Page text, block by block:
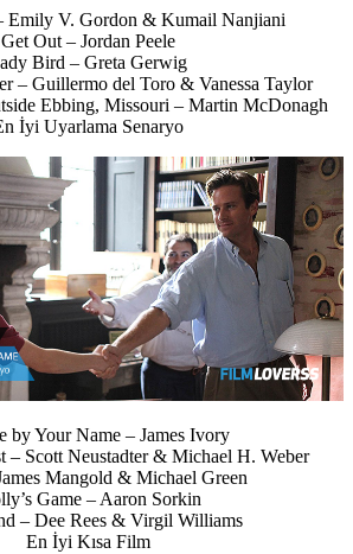
Emily V. Gordon & Kumail Nanjiani
Get Out – Jordan Peele
Bird – Greta Gerwig
– Guillermo del Toro & Vanessa Taylor
Ebbing, Missouri – Martin McDonagh
İyi Uyarlama Senaryo
by Your Name – James Ivory
– Scott Neustadter & Michael H. Weber
Mangold & Michael Green
Game – Aaron Sorkin
– Dee Rees & Virgil Williams
En İyi Kısa Film